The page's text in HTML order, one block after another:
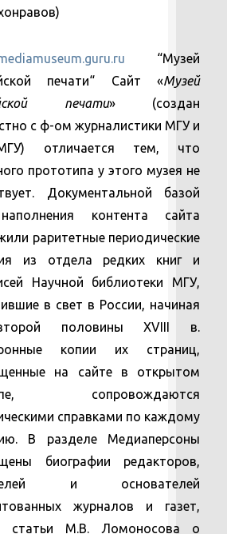
“Музей
печати“ Сайт «Музей
печати» (создан
с ф-ом журналистики МГУ и
отличается тем, что
прототипа у этого музея не
Документальной базой
контента сайта
раритетные периодические
из отдела редких книг и
Научной библиотеки МГУ,
в свет в России, начиная
половины XVIII в.
копии их страниц,
на сайте в открытом
сопровождаются
справками по каждому
В разделе Медиаперсоны
биографии редакторов,
и основателей
журналов и газет,
статьи М.В. Ломоносова о